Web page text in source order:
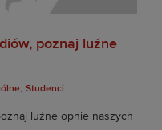
poznaj luźne
, Studenci